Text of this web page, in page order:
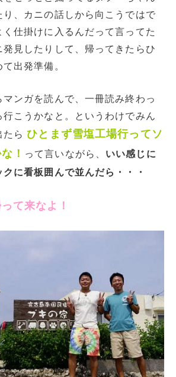
り、カニの話しから向こうではで
く仕掛けに入るんだって言ってた
発見したりして、帰ってきたらひ
出発準備。
ンガを読んで、一冊読み終わっ
行こうかなと。というわけでみん
たらひとまず雪塩工場行ってソ
！ って言いながら、 いい感じに
に看板囲んで並んだら・・・
て来なよ！